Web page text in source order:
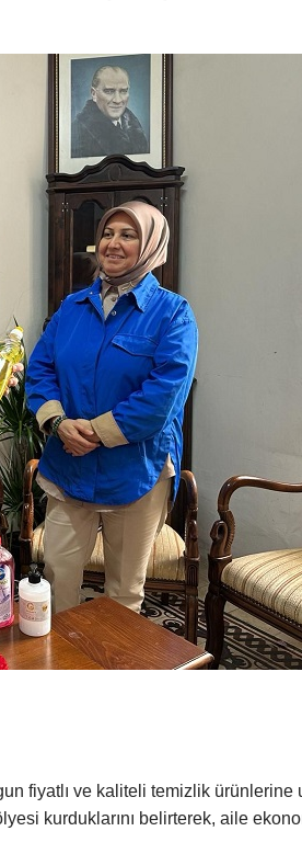
fiyatlı ve kaliteli temizlik ürünlerine
kurduklarını belirterek, aile